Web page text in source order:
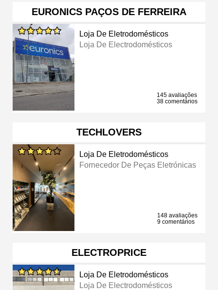
EURONICS PAÇOS DE FERREIRA
Loja De Eletrodomésticos
Loja De Electrodomésticos
145 avaliações
38 comentários
TECHLOVERS
Loja De Eletrodomésticos
Fornecedor De Peças Eletrónicas
148 avaliações
9 comentários
ELECTROPRICE
Loja De Eletrodomésticos
Loja De Electrodomésticos